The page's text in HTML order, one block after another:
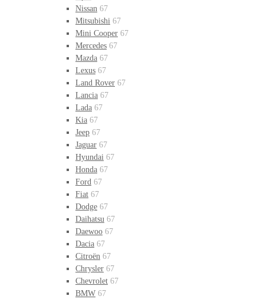
Nissan 67
Mitsubishi 67
Mini Cooper 67
Mercedes 67
Mazda 67
Lexus 67
Land Rover 67
Lancia 67
Lada 67
Kia 67
Jeep 67
Jaguar 67
Hyundai 67
Honda 67
Ford 67
Fiat 67
Dodge 67
Daihatsu 67
Daewoo 67
Dacia 67
Citroën 67
Chrysler 67
Chevrolet 67
BMW 67